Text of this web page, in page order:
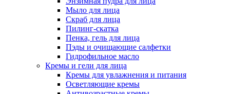
Мыло для лица
Скраб для лица
Пилинг-скатка
Пенка, гель для лица
Пэды и очищающие салфетки
Гидрофильное масло
Кремы и гели для лица
Кремы для увлажнения и питания
Осветляющие кремы